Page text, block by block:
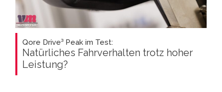
Qore Drive³ Peak im Test:
Natürliches Fahrverhalten trotz hoher
Leistung?